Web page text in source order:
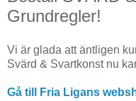
Grundregler!
Vi är glada att äntligen
Svärd & Svartkonst nu
Gå till Fria Ligans